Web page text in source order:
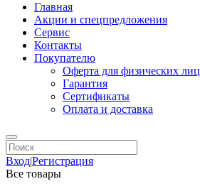
Главная
Акции и спецпредложения
Сервис
Контакты
Покупателю
Оферта для физических лиц
Гарантия
Сертификаты
Оплата и доставка
Вход|Регистрация
Все товары